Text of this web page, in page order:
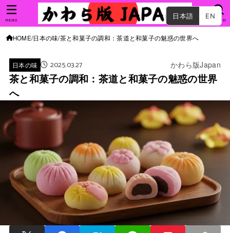
日本語 EN
SEARCH
MENU
HOME 日本の味 茶と和菓子の調和：茶道と和菓子の魅惑の世界へ
日本の味 2025.03.27 かわら版Japan
茶と和菓子の調和：茶道と和菓子の魅惑の世界
へ